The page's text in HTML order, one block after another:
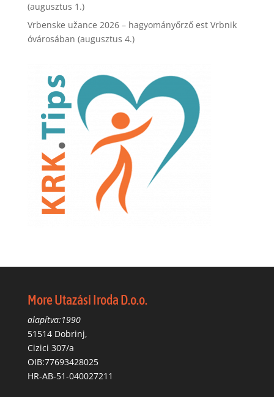
(augusztus 1.)
Vrbenske užance 2026 – hagyományőrző est Vrbnik
óvárosában (augusztus 4.)
More Utazási Iroda D.o.o.
alapítva:1990
51514 Dobrinj,
Cizici 307/a
OIB:77693428025
HR-AB-51-040027211